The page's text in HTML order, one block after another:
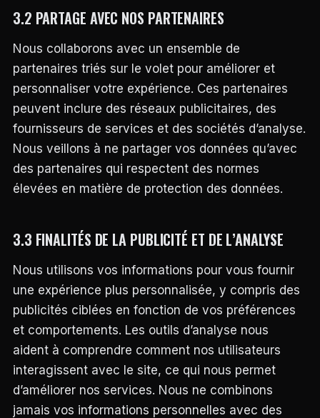
3.2 PARTAGE AVEC NOS PARTENAIRES
Nous collaborons avec un ensemble de
partenaires triés sur le volet pour améliorer et
personnaliser votre expérience. Ces partenaires
peuvent inclure des réseaux publicitaires, des
fournisseurs de services et des sociétés d’analyse.
Nous veillons à ne partager vos données qu’avec
des partenaires qui respectent des normes
élevées en matière de protection des données.
3.3 FINALITÉS DE LA PUBLICITÉ ET DE L’ANALYSE
Nous utilisons vos informations pour vous fournir
une expérience plus personnalisée, y compris des
publicités ciblées en fonction de vos préférences
et comportements. Les outils d’analyse nous
aident à comprendre comment nos utilisateurs
interagissent avec le site, ce qui nous permet
d’améliorer nos services. Nous ne combinons
jamais vos informations personnelles avec des